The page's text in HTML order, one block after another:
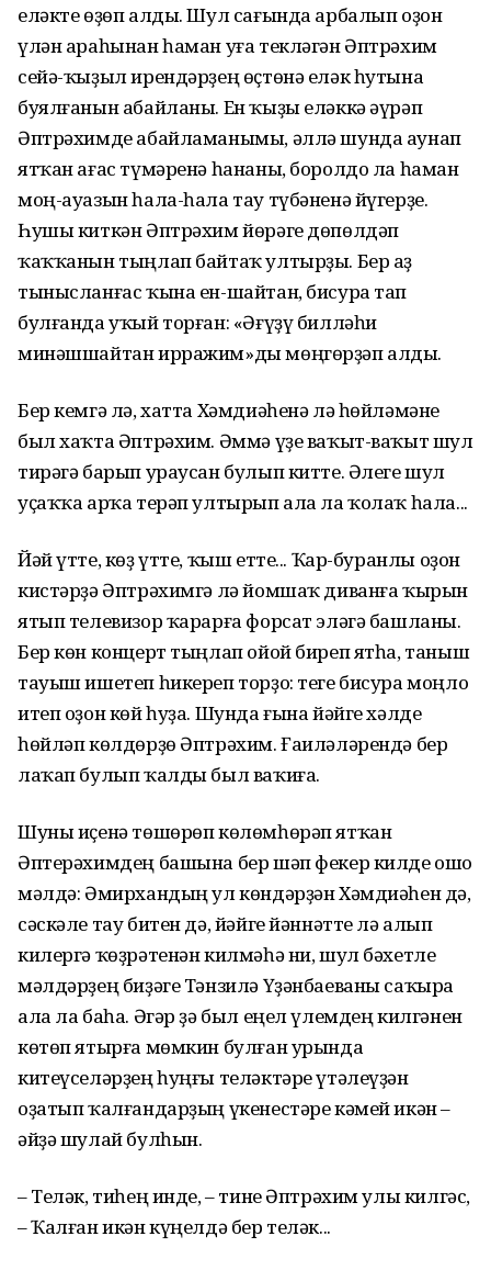
еләкте өҙөп алды. Шул сағында арбалып оҙон
үлән араһынан һаман уға текләгән Әптрәхим
сейә-ҡыҙыл ирендәрҙең өҫтөнә еләк һутына
буялғанын абайланы. Ен ҡыҙы еләккә әүрәп
Әптрәхимде абайламанымы, әллә шунда аунап
ятҡан ағас түмәренә һананы, боролдо ла һаман
моң-ауазын һала-һала тау түбәненә йүгерҙе.
Һушы киткән Әптрәхим йөрәге дөпөлдәп
ҡаҡҡанын тыңлап байтаҡ ултырҙы. Бер аҙ
тынысланғас ҡына ен-шайтан, бисура тап
булғанда уҡый торған: «Әғүҙү билләһи
минәшшайтан ирражим»ды мөңгөрҙәп алды.
Бер кемгә лә, хатта Хәмдиәһенә лә һөйләмәне
был хаҡта Әптрәхим. Әммә үҙе ваҡыт-ваҡыт шул
тирәгә барып ураусан булып китте. Әлеге шул
уҫаҡҡа арҡа терәп ултырып ала ла ҡолаҡ һала...
Йәй үтте, көҙ үтте, ҡыш етте... Ҡар-буранлы оҙон
кистәрҙә Әптрәхимгә лә йомшаҡ диванға ҡырын
ятып телевизор ҡарарға форсат эләгә башланы.
Бер көн концерт тыңлап ойой биреп ятһа, таныш
тауыш ишетеп һикереп торҙо: теге бисура моңло
итеп оҙон көй һуҙа. Шунда ғына йәйге хәлде
һөйләп көлдөрҙө Әптрәхим. Ғаиләләрендә бер
лаҡап булып ҡалды был ваҡиға.
Шуны иҫенә төшөрөп көлөмһөрәп ятҡан
Әптерәхимдең башына бер шәп фекер килде ошо
мәлдә: Әмирхандың ул көндәрҙән Хәмдиәһен дә,
сәскәле тау битен дә, йәйге йәннәтте лә алып
килергә ҡөҙрәтенән килмәһә ни, шул бәхетле
мәлдәрҙең биҙәге Тәнзилә Үҙән­баеваны саҡыра
ала ла баһа. Әгәр ҙә был еңел үлемдең килгәнен
көтөп ятырға мөмкин булған урында
китеүселәрҙең һуңғы теләктәре үтәлеүҙән
оҙатып ҡалғандарҙың үкенестәре кәмей икән –
әйҙә шулай булһын.
– Теләк, тиһең инде, – тине Әптрәхим улы килгәс,
– Ҡалған икән күңелдә бер теләк...